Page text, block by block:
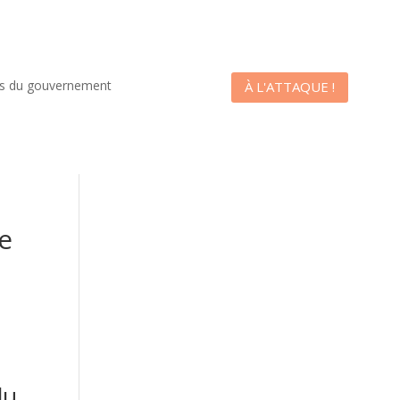
du gouvernement À L'ATTAQUE !